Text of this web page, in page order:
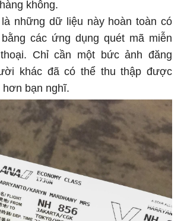
không.
những dữ liệu này hoàn toàn có
các ứng dụng quét mã miễn
Chỉ cần một bức ảnh đăng
khác đã có thể thu thập được
hơn bạn nghĩ.